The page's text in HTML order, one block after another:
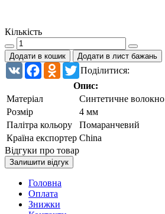
Кількість
Додати в кошик Додати в лист бажань
Поділитися:
VK FacebookOdnoklassniki
Twitter
Опис:
Матеріал
Синтетичне волокно
Розмір
4 мм
Палітра кольору
Помаранчевий
Країна експортер China
Відгуки про товар
Залишити відгук
Головна
Оплата
Знижки